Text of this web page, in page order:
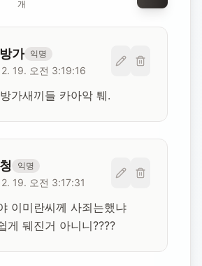
개
가 익명
19. 오전 3:19:16
가새끼들 카아악 퉤.
익명
19. 오전 3:17:31
이미란씨께 사죄는했냐
게 뒈진거 아니니????